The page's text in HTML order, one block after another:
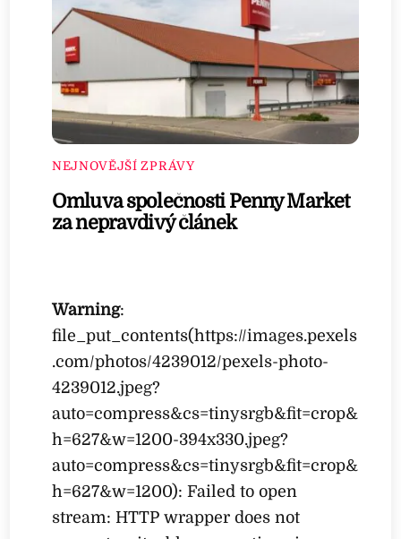
NEJNOVĚJŠÍ ZPRÁVY
Omluva společnosti Penny Market
za nepravdivý článek
Warning:
file_put_contents(https://images.pexels
.com/photos/4239012/pexels-photo-
4239012.jpeg?
auto=compress&cs=tinysrgb&fit=crop&
h=627&w=1200-394x330.jpeg?
auto=compress&cs=tinysrgb&fit=crop&
h=627&w=1200): Failed to open
stream: HTTP wrapper does not